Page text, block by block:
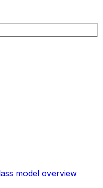
model overview